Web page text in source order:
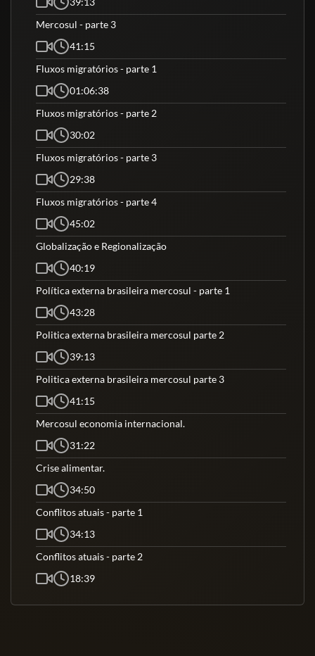
Mercosul - parte 3
41:15
Fluxos migratórios - parte 1
01:06:38
Fluxos migratórios - parte 2
30:02
Fluxos migratórios - parte 3
29:38
Fluxos migratórios - parte 4
45:02
Globalização e Regionalização
40:19
Política externa brasileira mercosul - parte 1
43:28
Politica externa brasileira mercosul parte 2
39:13
Politica externa brasileira mercosul parte 3
41:15
Mercosul economia internacional.
31:22
Crise alimentar.
34:50
Conflitos atuais - parte 1
34:13
Conflitos atuais - parte 2
18:39